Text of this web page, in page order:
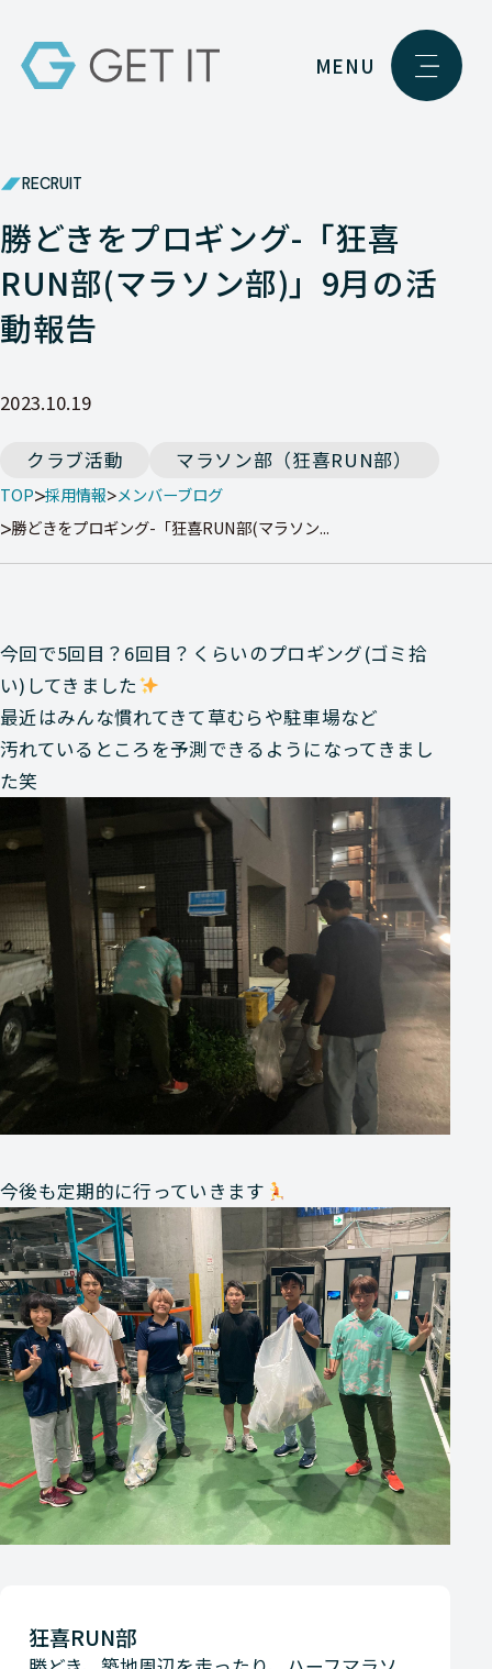
MENU
RECRUIT
勝どきをプロギング-「狂喜
RUN部(マラソン部)」9月の活
動報告
2023.10.19
クラブ活動 マラソン部（狂喜RUN部）
TOP 採用情報 メンバーブログ
勝どきをプロギング-「狂喜RUN部(マラソン...
今回で5回目？6回目？くらいのプロギング(ゴミ拾
い)してきました
最近はみんな慣れてきて草むらや駐車場など
汚れているところを予測できるようになってきまし
た笑
今後も定期的に行っていきます
狂喜RUN部